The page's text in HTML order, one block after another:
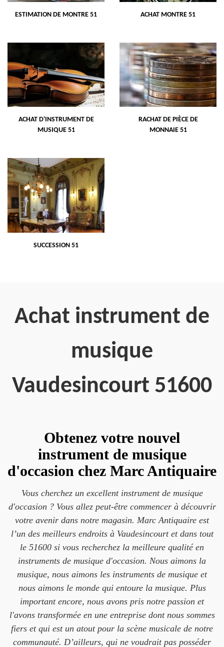
ESTIMATION DE MONTRE 51 ACHAT MONTRE 51
ACHAT D'INSTRUMENT DE
MUSIQUE 51
RACHAT DE PIÈCE DE
MONNAIE 51
SUCCESSION 51
Achat instrument de
musique
Vaudesincourt 51600
Obtenez votre nouvel
instrument de musique
d'occasion chez Marc Antiquaire
Vous cherchez un excellent instrument de musique
d'occasion ? Vous allez peut-être commencer à découvrir
votre avenir dans notre magasin. Marc Antiquaire est
l’un des meilleurs endroits à Vaudesincourt et dans tout
le 51600 si vous recherchez la meilleure qualité en
instruments de musique d'occasion. Nous aimons la
musique, nous aimons les instruments de musique et
nous aimons le monde qui entoure la musique. Plus
important encore, nous avons pris notre passion et
l'avons transformée en une entreprise dont nous sommes
fiers et qui est un atout pour la scène musicale de notre
communauté. D’ailleurs, qui ne voudrait pas posséder